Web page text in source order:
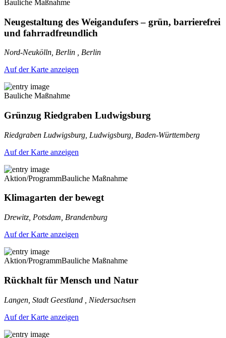
Bauliche Maßnahme
Neugestaltung des Weigandufers – grün, barrierefrei
und fahrradfreundlich
Nord-Neukölln, Berlin , Berlin
Auf der Karte anzeigen
Bauliche Maßnahme
Grünzug Riedgraben Ludwigsburg
Riedgraben Ludwigsburg, Ludwigsburg, Baden-Württemberg
Auf der Karte anzeigen
Aktion/ProgrammBauliche Maßnahme
Klimagarten der bewegt
Drewitz, Potsdam, Brandenburg
Auf der Karte anzeigen
Aktion/ProgrammBauliche Maßnahme
Rückhalt für Mensch und Natur
Langen, Stadt Geestland , Niedersachsen
Auf der Karte anzeigen